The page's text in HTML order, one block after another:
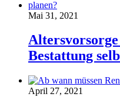
Mai 31, 2021
Altersvorsorge
Bestattung
April 27, 2021